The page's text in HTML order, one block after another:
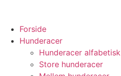
Forside
Hunderacer
Hunderacer alfabetisk
Store hunderacer